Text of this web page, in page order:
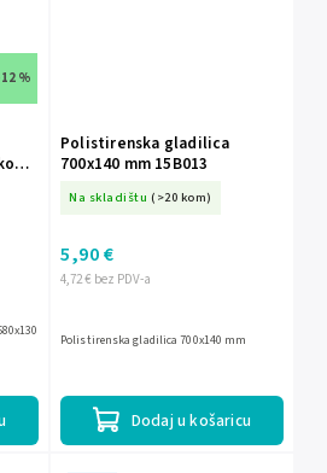
%
Polistirenska gladilica
700x140 mm 15B013
Na skladištu (>20 kom)
4,72 € bez PDV-a
5,90 €
Dodaj u košaricu
Polistirenska gladilica 700x140 mm